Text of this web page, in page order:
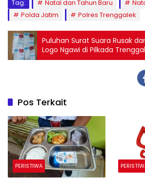
Tag: Natal dan Tahun Baru
Polda Jatim
Polres Trenggalek
Puluhan Surat Suara Rusak
Logo Ngawi di Pilkada
Pos Terkait
PERISTIWA